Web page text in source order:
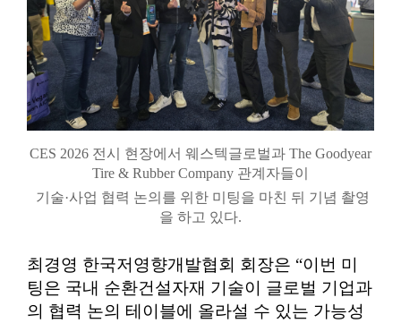
CES 2026 전시 현장에서 웨스텍글로벌과 The Goodyear
Tire & Rubber Company 관계자들이
기술·사업 협력 논의를 위한 미팅을 마친 뒤 기념 촬영
을 하고 있다.
최경영 한국저영향개발협회 회장은 “이번 미
팅은 국내 순환건설자재 기술이 글로벌 기업과
의 협력 논의 테이블에 올라설 수 있는 가능성